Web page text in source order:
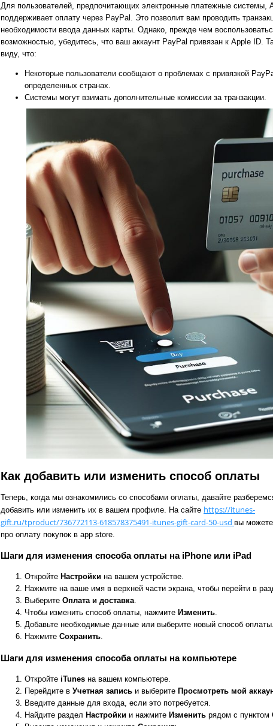
Для пользователей, предпочитающих электронные платежные системы,
поддерживает оплату через PayPal. Это позволит вам проводить
необходимости ввода данных карты. Однако, прежде чем
возможностью, убедитесь, что ваш аккаунт PayPal привязан к Apple ID.
виду, что:
Некоторые пользователи сообщают о проблемах с привязкой
определенных странах.
Системы могут взимать дополнительные комиссии за транзакции.
Как добавить или изменить способ оплаты
Теперь, когда мы ознакомились со способами оплаты, давайте
добавить или изменить их в вашем профиле. На сайте https://itunes-
gift.ru/tproduct/736772113-618578375491-itunes-gift-card-50-usd вы
про оплату покупок в app store.
Шаги для изменения способа оплаты на iPhone или iPad
Откройте Настройки на вашем устройстве.
Нажмите на ваше имя в верхней части экрана, чтобы перейти в
Выберите Оплата и доставка.
Чтобы изменить способ оплаты, нажмите Изменить.
Добавьте необходимые данные или выберите новый способ оплаты.
Нажмите Сохранить.
Шаги для изменения способа оплаты на компьютере
Откройте iTunes на вашем компьютере.
Перейдите в Учетная запись и выберите Просмотреть мой
Введите данные для входа, если это потребуется.
Найдите раздел Настройки и нажмите Изменить рядом с пунктом